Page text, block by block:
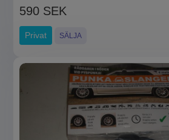
590 SEK
Privat SÄLJA